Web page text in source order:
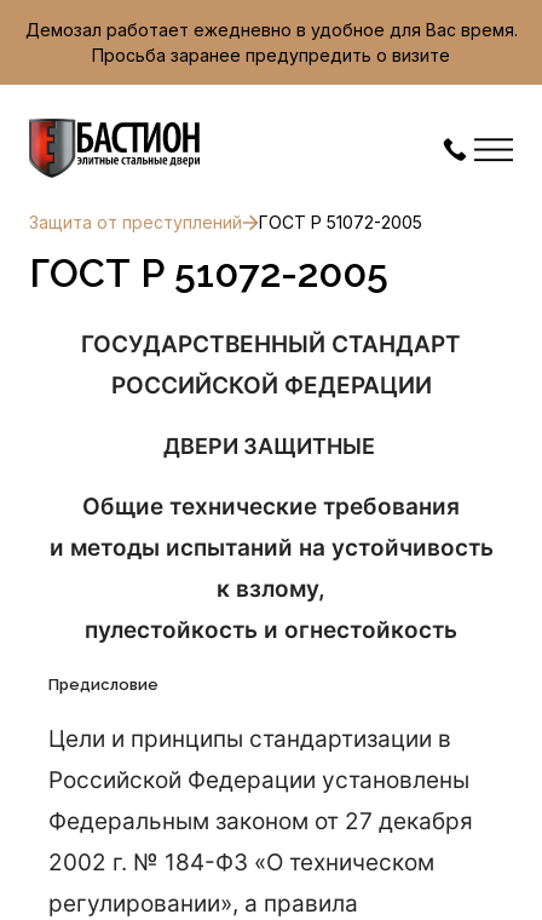
Демозал работает ежедневно в удобное для Вас время.
Просьба заранее предупредить о визите
Защита от преступлений ГОСТ Р 51072-2005
ГОСТ Р 51072-2005
ГОСУДАРСТВЕННЫЙ СТАНДАРТ
РОССИЙСКОЙ ФЕДЕРАЦИИ
ДВЕРИ ЗАЩИТНЫЕ
Общие технические требования
и методы испытаний на устойчивость
к взлому,
пулестойкость и огнестойкость
Предисловие
Цели и принципы стандартизации в
Российской Федерации установлены
Федеральным законом от 27 декабря
2002 г. № 184-ФЗ «О техническом
регулировании», а правила